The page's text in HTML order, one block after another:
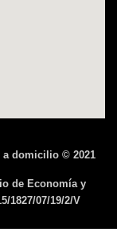
a domicilio © 2021
de Economía y
1827/07/19/2/V